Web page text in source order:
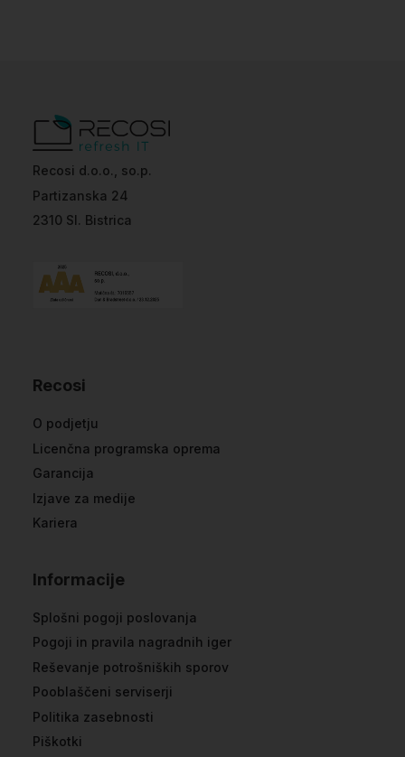
Recosi d.o.o., so.p.
Partizanska 24
2310 Sl. Bistrica
Recosi
O podjetju
Licenčna programska oprema
Garancija
Izjave za medije
Kariera
Informacije
Splošni pogoji poslovanja
Pogoji in pravila nagradnih iger
Reševanje potrošniških sporov
Pooblaščeni serviserji
Politika zasebnosti
Piškotki